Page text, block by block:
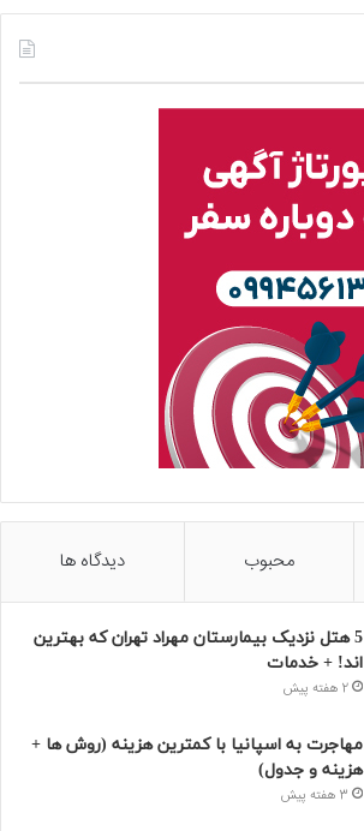
محبوب دیدگاه ها
5 هتل نزدیک بیمارستان مهراد تهران که بهترین‌
اند! + خدمات
2 هفته پیش
مهاجرت به اسپانیا با کمترین هزینه (روش ها +
هزینه و جدول)
3 هفته پیش